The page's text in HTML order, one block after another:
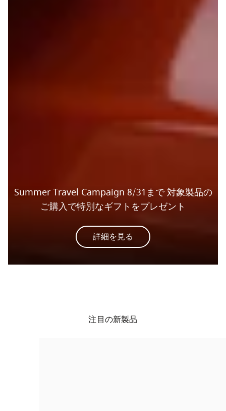
Summer Travel Campaign 8/31まで 対象製品の
ご購入で特別なギフトをプレゼント
詳細を見る
注目の新製品